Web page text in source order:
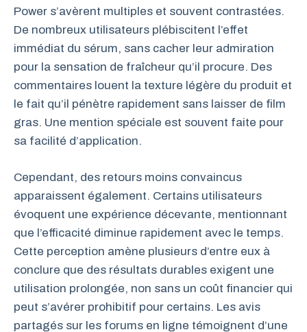
Power s’avèrent multiples et souvent contrastées.
De nombreux utilisateurs plébiscitent l’effet
immédiat du sérum, sans cacher leur admiration
pour la sensation de fraîcheur qu’il procure. Des
commentaires louent la texture légère du produit et
le fait qu’il pénètre rapidement sans laisser de film
gras. Une mention spéciale est souvent faite pour
sa facilité d’application.
Cependant, des retours moins convaincus
apparaissent également. Certains utilisateurs
évoquent une expérience décevante, mentionnant
que l’efficacité diminue rapidement avec le temps.
Cette perception amène plusieurs d’entre eux à
conclure que des résultats durables exigent une
utilisation prolongée, non sans un coût financier qui
peut s’avérer prohibitif pour certains. Les avis
partagés sur les forums en ligne témoignent d’une